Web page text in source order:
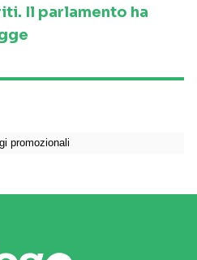
Il parlamento ha